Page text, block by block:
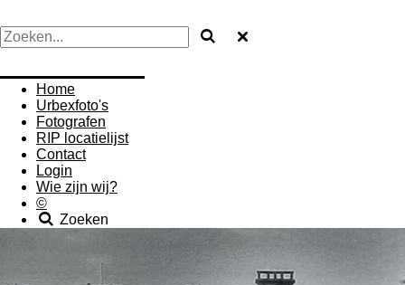
Home
Urbexfoto's
Fotografen
RIP locatielijst
Contact
Login
Wie zijn wij?
©
Zoeken